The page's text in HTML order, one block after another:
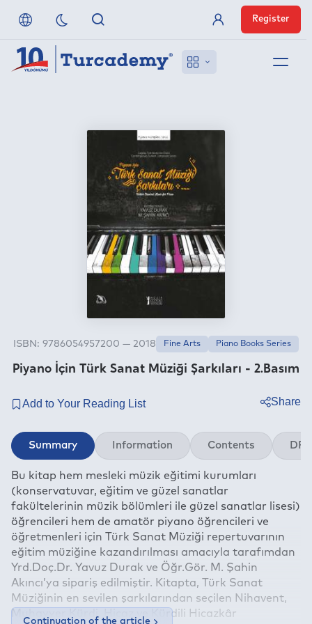
Off-Campus Access
Member Login
Register
Piyano İçin Türk Sanat Müziği Şarkıları - 2.Basım
ISBN: 9786054957200 — 2018 Fine Arts Piano Books Series
Share
Twitter
Facebook
Linkedin
Telegram
E-mail
Summary Information Contents
Bu kitap hem mesleki müzik eğitimi kurumları
(konservatuvar, eğitim ve güzel sanatlar
fakültelerinin müzik bölümleri ile güzel sanatlar lisesi)
öğrencileri hem de amatör piyano öğrencileri ve
öğretmenleri için Türk Sanat Müziği repertuvarının
eğitim müziğine kazandırılması amacıyla tarafımdan
Yrd.Doç.Dr. Yavuz Durak ve Öğr.Gör. M. Şahin
Akıncı’ya sipariş edilmiştir. Kitapta, Türk Sanat
Müziğinin en sevilen şarkılarından seçilen Nihavent,
Muhayyer Kürdi, Hicaz ve Kürdili Hicazkâr
Continuation of the article